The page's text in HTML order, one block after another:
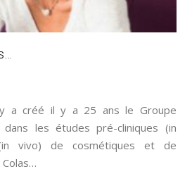
a créé il y a 25 ans le Groupe
dans les études pré-cliniques (in
vivo) de cosmétiques et de